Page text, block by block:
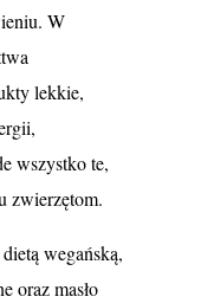
W
lekkie,
wszystko te,
zwierzętom.
wegańską,
oraz masło